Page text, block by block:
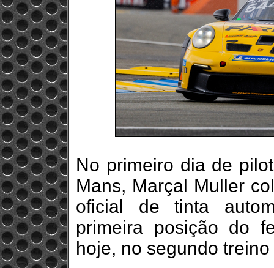
No primeiro dia de
Mans, Marçal Muller
oficial de tinta
primeira posição do
hoje, no segundo